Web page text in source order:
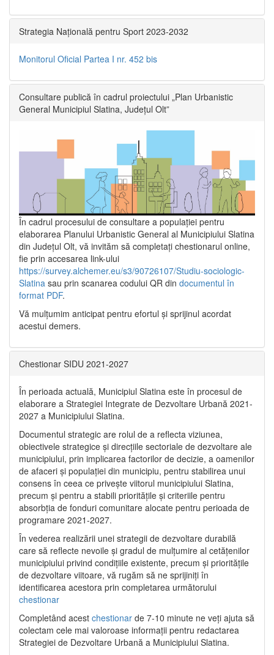
Strategia Națională pentru Sport 2023-2032
Monitorul Oficial Partea I nr. 452 bis
Consultare publică în cadrul proiectului „Plan Urbanistic
General Municipiul Slatina, Județul Olt”
În cadrul procesului de consultare a populaţiei pentru
elaborarea Planului Urbanistic General al Municipiului Slatina
din Județul Olt, vă invităm să completați chestionarul online,
fie prin accesarea link-ului
https://survey.alchemer.eu/s3/90726107/Studiu-sociologic-
Slatina sau prin scanarea codului QR din documentul în
format PDF.
Vă mulţumim anticipat pentru efortul şi sprijinul acordat
acestui demers.
Chestionar SIDU 2021-2027
În perioada actuală, Municipiul Slatina este în procesul de
elaborare a Strategiei Integrate de Dezvoltare Urbană 2021‐
2027 a Municipiului Slatina.
Documentul strategic are rolul de a reflecta viziunea,
obiectivele strategice și direcțiile sectoriale de dezvoltare ale
municipiului, prin implicarea factorilor de decizie, a oamenilor
de afaceri și populației din municipiu, pentru stabilirea unui
consens în ceea ce privește viitorul municipiului Slatina,
precum și pentru a stabili prioritățile și criteriile pentru
absorbția de fonduri comunitare alocate pentru perioada de
programare 2021-2027.
În vederea realizării unei strategii de dezvoltare durabilă
care să reflecte nevoile și gradul de mulțumire al cetățenilor
municipiului privind condițiile existente, precum și prioritățile
de dezvoltare viitoare, vă rugăm să ne sprijiniți în
identificarea acestora prin completarea următorului
chestionar
Completând acest chestionar de 7-10 minute ne veți ajuta să
colectam cele mai valoroase informații pentru redactarea
Strategiei de Dezvoltare Urbană a Municipiului Slatina.